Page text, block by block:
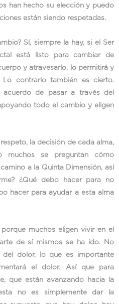
han hecho su elección y puedo
están siendo respetadas.
Sí, siempre la hay, si el Ser
está listo para cambiar de
y atravesarlo, lo permitirá y
Lo contrario también es cierto.
acuerdo de pasar a través del
todo el cambio y eligen
la decisión de cada alma,
muchos se preguntan cómo
a la Quinta Dimensión, así
¿Qué debo hacer para no
hacer para ayudar a esta alma
muchos eligen vivir en el
de sí mismos se ha ido. No
del dolor, lo que es importante
el dolor. Así que para
que están avanzando hacia la
no es simplemente dar la